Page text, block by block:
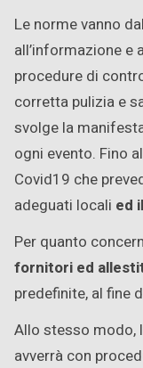
Le norme vanno
all’informazione e
procedure di
corretta pulizia e
svolge la
ogni evento. Fino
Covid19 che
adeguati locali ed
Per quanto
fornitori ed
predefinite, al fine
Allo stesso modo,
avverrà con